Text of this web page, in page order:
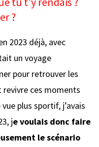
?
2023 déjà, avec
un voyage
pour retrouver les
revivre ces moments
plus sportif, j’avais
je voulais donc faire
le scénario